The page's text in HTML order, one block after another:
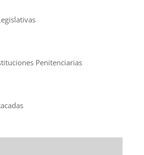
Penitenciarias